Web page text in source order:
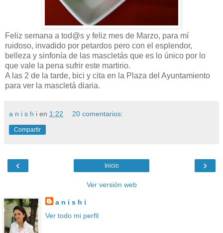
Feliz semana a tod@s y feliz mes de Marzo, para mí
ruidoso, invadido por petardos pero con el esplendor,
belleza y sinfonía de las mascletás que es lo único por lo
que vale la pena sufrir este martirio.
A las 2 de la tarde, bici y cita en la Plaza del Ayuntamiento
para ver la mascletá diaria.
a n i s h i en 1:22 20 comentarios:
Compartir
‹ ›
Inicio
Ver versión web
a n i s h i
Ver todo mi perfil